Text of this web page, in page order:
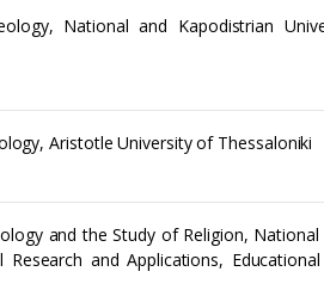
National and Kapodistrian
Aristotle University of Thessaloniki
and the Study of Religion, National
and Applications,